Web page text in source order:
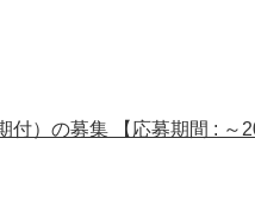
付）の募集 【応募期間 : ～